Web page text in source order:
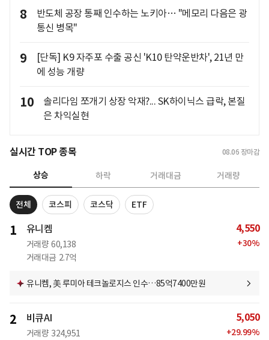
8
반도체 공장 통째 인수하는 노키아… "메모리 다음은 광
통신 병목"
9
[단독] K9 자주포 수출 공신 'K10 탄약운반차', 21년 만
에 성능 개량
10
솔리다임 쪼개기 상장 악재?... SK하이닉스 급락, 본질
은 차익실현
실시간 TOP 종목 08.06 장마감
상승 하락 거래대금 거래량
전체 코스피 코스닥 ETF
1 유니켐
거래량 60,138
거래대금 2.7억
4,550
+30%
유니켐, 美 루미아 테크놀로지스 인수…85억7400만원
2 비큐AI
거래량 324,951
5,050
+29.99%